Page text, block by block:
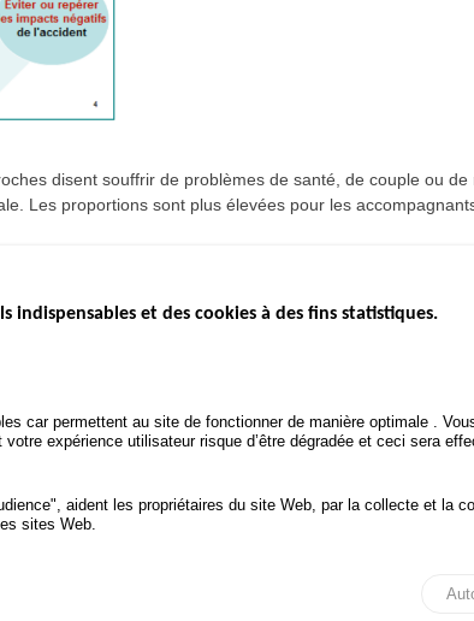
disent souffrir de problèmes de santé, de couple ou de
Les proportions sont plus élevées pour les
public.fr
Bilan annuel des infractions
ACCIDENTS DE LA ROUTE
indispensables et des cookies à des fins statistiques.
car permettent au site de fonctionner de manière optimale .
expérience utilisateur risque d’être dégradée et ceci sera
aident les propriétaires du site Web, par la collecte et la
sites Web.